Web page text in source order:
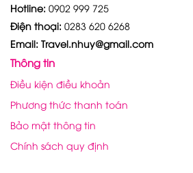
Hotline: 0902 999 725
Điện thoại: 0283 620 6268
Email: Travel.nhuy@gmail.com
Thông tin
Điều kiện điều khoản
Phương thức thanh toán
Bảo mật thông tin
Chính sách quy định